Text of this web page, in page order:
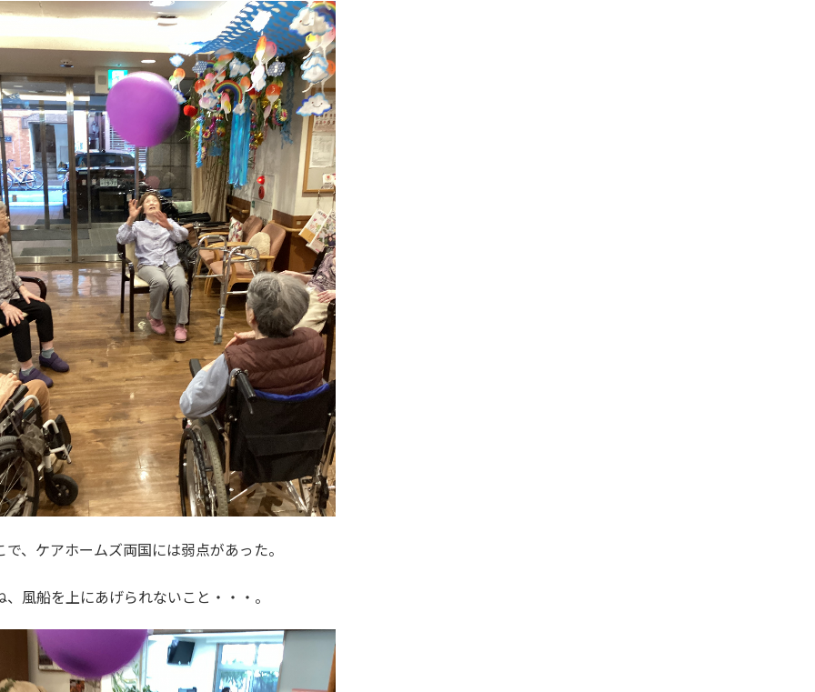
で、ケアホームズ両国には弱点があった。
、風船を上にあげられないこと・・・。